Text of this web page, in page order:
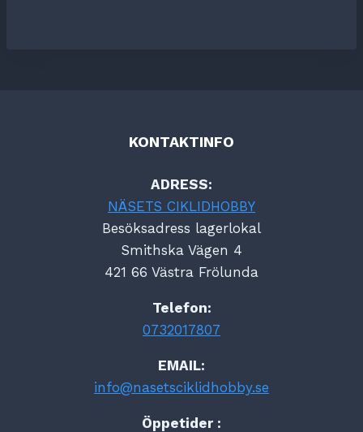
KONTAKTINFO
ADRESS:
NÄSETS CIKLIDHOBBY
Besöksadress lagerlokal
Smithska Vägen 4
421 66 Västra Frölunda
Telefon:
0732017807
EMAIL:
info@nasetsciklidhobby.se
Öppetider :